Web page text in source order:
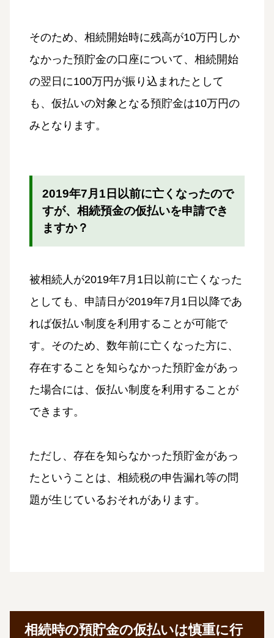
そのため、相続開始時に残高が10万円しか
なかった預貯金の口座について、相続開始
の翌日に100万円が振り込まれたとして
も、仮払いの対象となる預貯金は10万円の
みとなります。
2019年7月1日以前に亡くなったので
すが、相続預金の仮払いを申請でき
ますか？
被相続人が2019年7月1日以前に亡くなった
としても、申請日が2019年7月1日以降であ
れば仮払い制度を利用することが可能で
す。そのため、数年前に亡くなった方に、
存在することを知らなかった預貯金があっ
た場合には、仮払い制度を利用することが
できます。
ただし、存在を知らなかった預貯金があっ
たということは、相続税の申告漏れ等の問
題が生じているおそれがあります。
相続時の預貯金の仮払いは慎重に行